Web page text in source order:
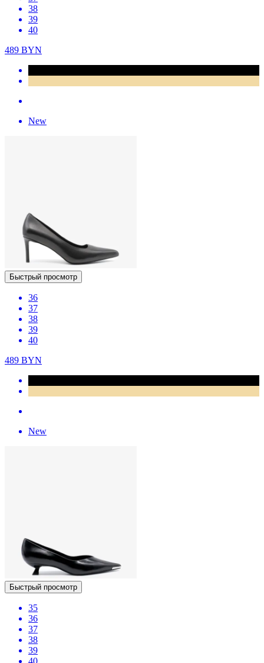
38
39
40
489 BYN
New
Быстрый просмотр
36
37
38
39
40
489 BYN
New
Быстрый просмотр
35
36
37
38
39
40